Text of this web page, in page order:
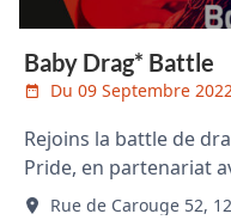
Baby Drag* Battle
Du 09 Septembre
Rejoins la battle de
Pride, en partenariat
Rue de Carouge 52,